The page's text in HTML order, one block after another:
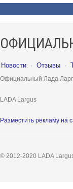
Новости · Отзывы ·
Официальный Лада
LADA Largus
Разместить рекламу на
© 2012-2020 LADA